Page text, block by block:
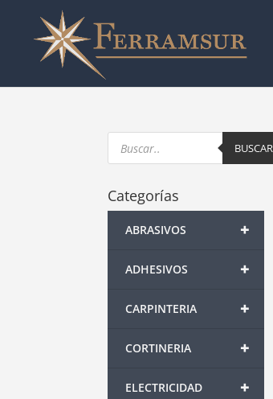
Products
search BUSCAR
Categorías
+
ABRASIVOS
+
ADHESIVOS
+
CARPINTERIA
+
CORTINERIA
+
ELECTRICIDAD